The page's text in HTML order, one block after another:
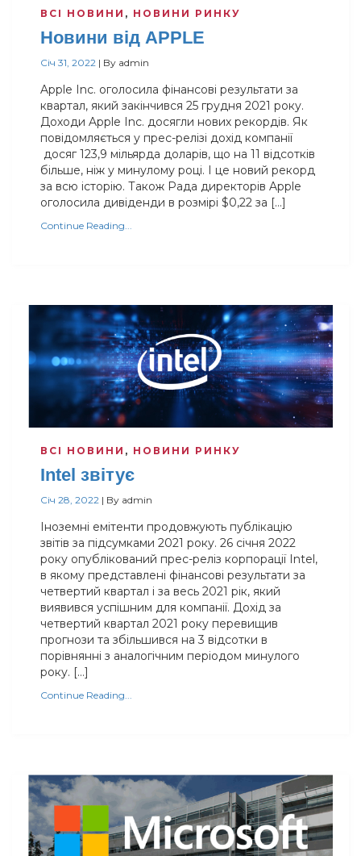
ВСІ НОВИНИ , НОВИНИ РИНКУ
Новини від APPLE
Січ 31, 2022 | By admin
Apple Inc. оголосила фінансові результати за
квартал, який закінчився 25 грудня 2021 року.
Доходи Apple Inc. досягли нових рекордів. Як
повідомляється у прес-релізі дохід компанії
досяг 123,9 мільярда доларів, що на 11 відсотків
більше, ніж у минулому році. І це новий рекорд
за всю історію. Також Рада директорів Apple
оголосила дивіденди в розмірі $0,22 за […]
Continue Reading...
ВСІ НОВИНИ , НОВИНИ РИНКУ
Intel звітує
Січ 28, 2022 | By admin
Іноземні емітенти продовжують публікацію
звітів за підсумками 2021 року. 26 січня 2022
року опублікований прес-реліз корпорації Intel,
в якому представлені фінансові результати за
четвертий квартал і за весь 2021 рік, який
виявився успішним для компанії. Дохід за
четвертий квартал 2021 року перевищив
прогнози та збільшився на 3 відсотки в
порівнянні з аналогічним періодом минулого
року. […]
Continue Reading...